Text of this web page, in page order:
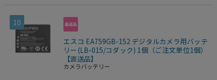
10
エスコ EA759GB-152 デジタルカメラ用バッテ
リー(LB-015/コダック) 1個（ご注文単位1個）
【直送品】
カメラバッテリー